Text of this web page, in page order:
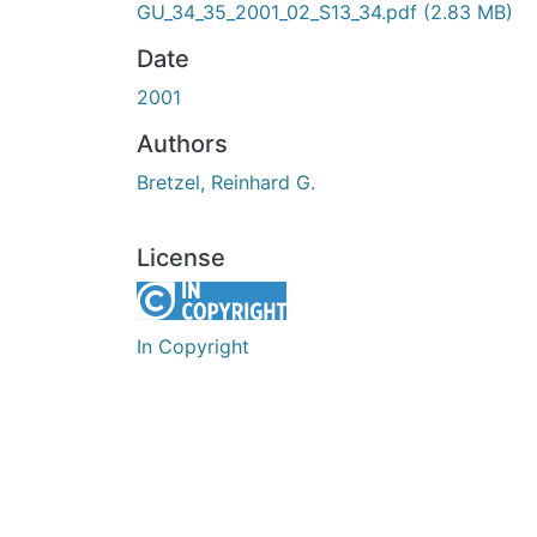
GU_34_35_2001_02_S13_34.pdf (2.83 MB)
Date
2001
Authors
Bretzel, Reinhard G.
License
In Copyright